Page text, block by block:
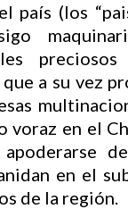
país (los
a su vez
voraz en el
en el
de la región.